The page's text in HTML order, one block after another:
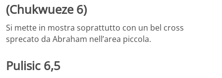
(Chukwueze 6)
Si mette in mostra soprattutto con un bel cross
sprecato da Abraham nell’area piccola.
Pulisic 6,5